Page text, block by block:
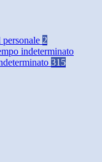
2
indeterminato
315